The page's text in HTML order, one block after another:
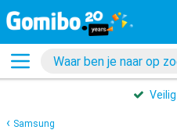
Veilig
Samsung